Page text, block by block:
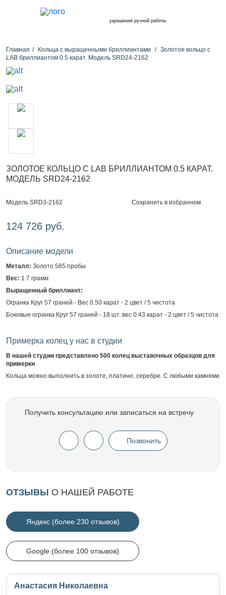
украшения ручной работы
Главная Кольца с выращенными бриллиантами
Золотое кольцо с
LAB бриллиантом 0.5 карат. Модель SRD24-2162
ЗОЛОТОЕ КОЛЬЦО С LAB БРИЛЛИАНТОМ 0.5 КАРАТ.
МОДЕЛЬ SRD24-2162
Модель SRD3-2162 Сохранить в избранном
124 726 руб.
Описание модели
Металл: Золото 585 пробы
Вес: 1.7 грамм
Выращенный бриллиант:
Огранка Круг 57 граней - Вес 0.50 карат - 2 цвет / 5 чистота
Боковые огранка Круг 57 граней - 18 шт. вес 0.43 карат - 2 цвет / 5 чистота
Примерка колец у нас в студии
В нашей студии представлено 500 колец выставочных образцов для
примерки
Кольца можно выполнить в золоте, платине, серебре. С любыми камнями
Получить консультацию или записаться на встречу
Позвонить
ОТЗЫВЫ О НАШЕЙ РАБОТЕ
Яндекс (более 230 отзывов)
Google (более 100 отзывов)
Анастасия Николаевна